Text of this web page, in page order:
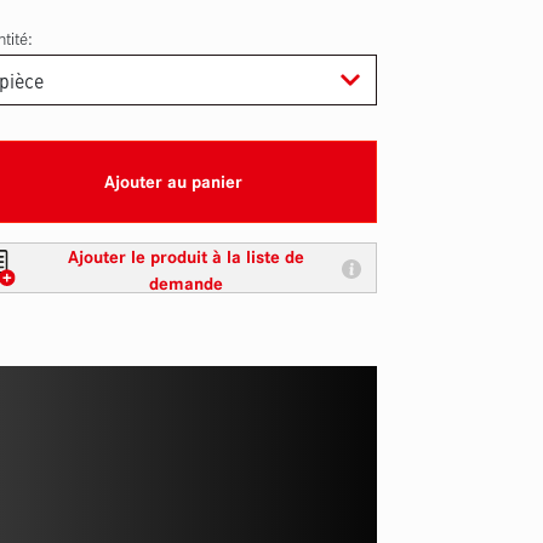
Ajouter au panier
Ajouter le produit à la liste de
demande